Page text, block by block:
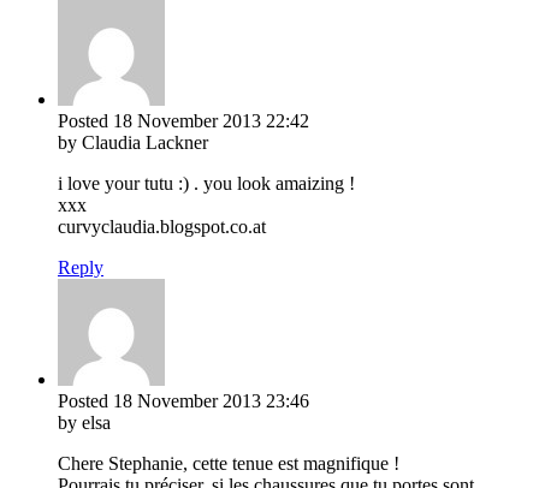
Posted 18 November 2013 22:42
by Claudia Lackner
i love your tutu :) . you look amaizing !
xxx
curvyclaudia.blogspot.co.at
Reply
Posted 18 November 2013 23:46
by elsa
Chere Stephanie, cette tenue est magnifique !